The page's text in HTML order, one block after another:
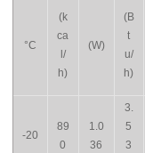
°C
(k
ca
l/
h)
(W)
(B
t
u/
h)
-20
89
0
1.0
36
3.
5
3